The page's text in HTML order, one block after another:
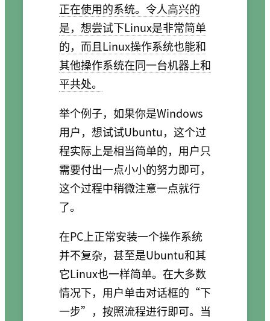
正在使用的系统。令人高兴的
是，想尝试下Linux是非常简单
的，而且Linux操作系统也能和
其他操作系统在同一台机器上和
平共处。
举个例子，如果你是Windows
用户，想试试Ubuntu，这个过
程实际上是相当简单的，用户只
需要付出一点小小的努力即可，
这个过程中稍微注意一点就行
了。
在PC上正常安装一个操作系统
并不复杂，甚至是Ubuntu和其
它Linux也一样简单。在大多数
情况下，用户单击对话框的“下
一步”，按照流程进行即可。当